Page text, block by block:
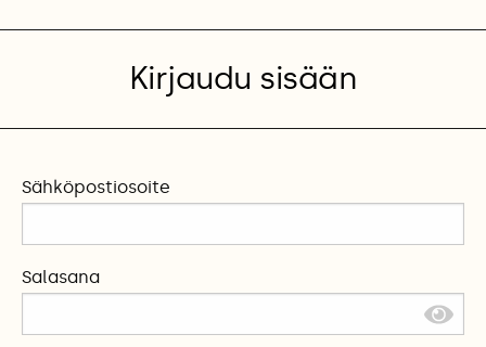
Kirjaudu sisään
Sähköpostiosoite
Salasana